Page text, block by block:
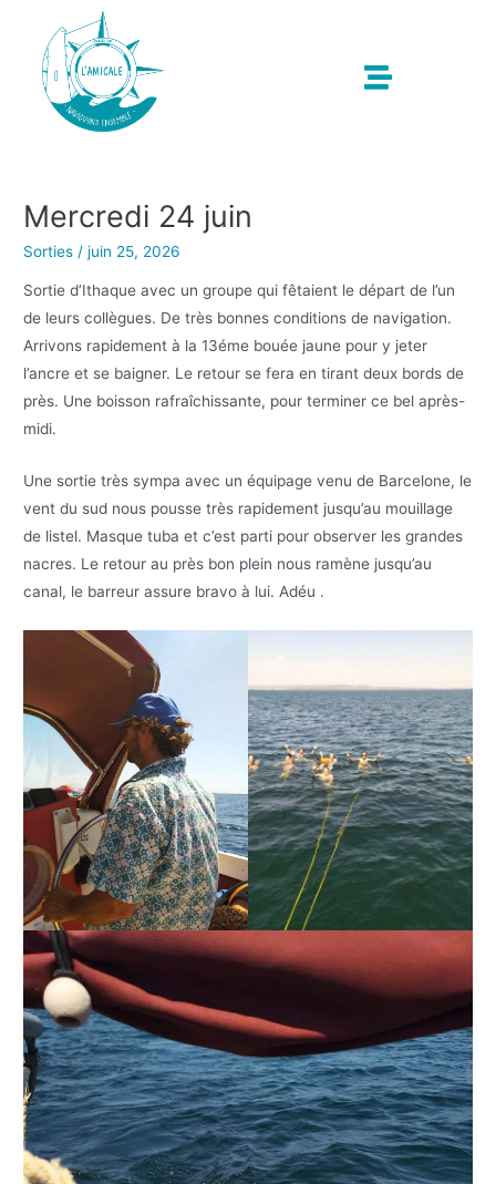
Mercredi 24 juin
Sorties /juin 25, 2026
Sortie d’Ithaque avec un groupe qui fêtaient le départ de l’un
de leurs collègues. De très bonnes conditions de navigation.
Arrivons rapidement à la 13éme bouée jaune pour y jeter
l’ancre et se baigner. Le retour se fera en tirant deux bords de
près. Une boisson rafraîchissante, pour terminer ce bel après-
midi.
Une sortie très sympa avec un équipage venu de Barcelone, le
vent du sud nous pousse très rapidement jusqu’au mouillage
de listel. Masque tuba et c’est parti pour observer les grandes
nacres. Le retour au près bon plein nous ramène jusqu’au
canal, le barreur assure bravo à lui. Adéu .